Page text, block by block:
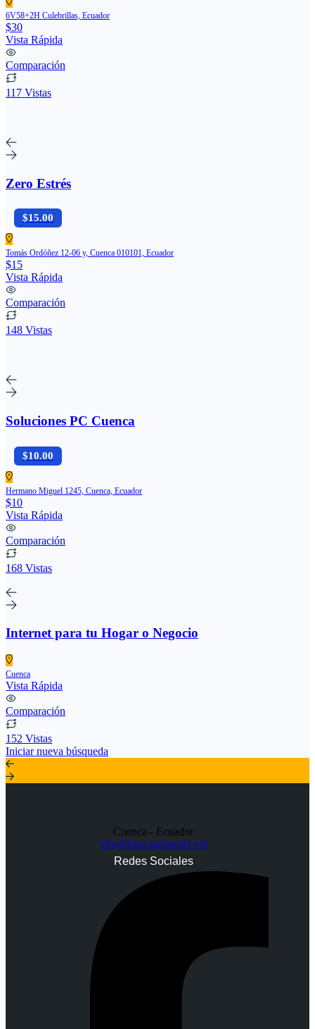
6V58+2H Culebrillas, Ecuador
$30
Vista Rápida
Comparación
117 Vistas
Zero Estrés
$15.00
Tomás Ordóñez 12-06 y, Cuenca 010101, Ecuador
$15
Vista Rápida
Comparación
148 Vistas
Soluciones PC Cuenca
$10.00
Hermano Miguel 1245, Cuenca, Ecuador
$10
Vista Rápida
Comparación
168 Vistas
Internet para tu Hogar o Negocio
Cuenca
Vista Rápida
Comparación
152 Vistas
Iniciar nueva búsqueda
Cuenca - Ecuador
info@buscandoando.vip
Redes Sociales